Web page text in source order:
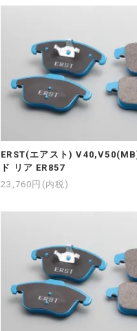
ERST(エアスト)
ド リア ER857
23,760円(内税)